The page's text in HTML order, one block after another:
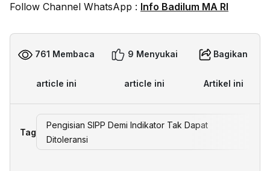
Follow Channel WhatsApp : Info Badilum MA RI
761 Membaca
article ini
9 Menyukai
article ini
Bagikan
Artikel ini
Tag
Pengisian SIPP Demi Indikator Tak Dapat
Ditoleransi